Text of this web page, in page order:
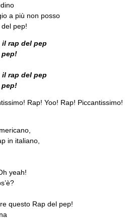
a più non posso
del pep!
rap del pep
pep!
rap del pep
pep!
Rap! Yoo! Rap! Piccantissimo!
in italiano,
yeah!
questo Rap del pep!